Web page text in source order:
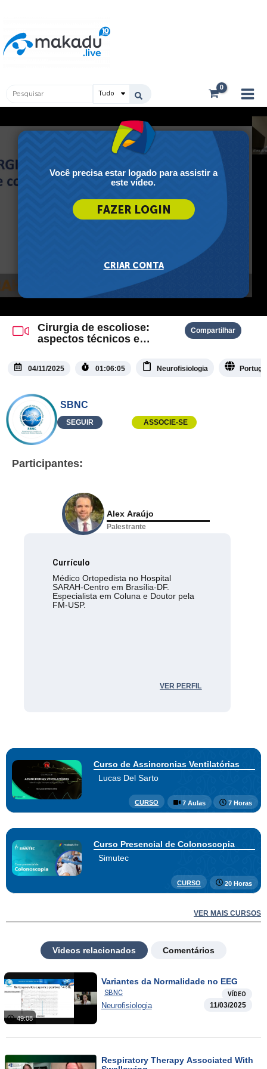
conteúdo
Pesquisar
...
Você precisa estar logado para assistir a
este vídeo.
Cirurgia de escoliose:
aspectos técnicos e
para o neurofisiologista
Compartilhar
04/11/2025 01:06:05 Neurofisiologia
SBNC
SEGUIR ASSOCIE-SE
Participantes:
Alex Araújo
Palestrante
Currículo
Médico Ortopedista no Hospital
SARAH-Centro em Brasília-DF.
Especialista em Coluna e Doutor pela
FM-USP.
VER PERFIL
Curso de Assincronias Ventilatórias
Lucas Del Sarto
CURSO 7 Aulas 7 Horas
Curso Presencial de Colonoscopia
Simutec
CURSO 20 Horas
VER MAIS CURSOS
Videos relacionados Comentários
49:08
Variantes da Normalidade no EEG
SBNC VÍDEO
Neurofisiologia 11/03/2025
Respiratory Therapy Associated With